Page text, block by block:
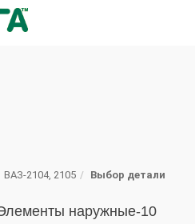
ВАЗ-2104, 2105 Выбор детали
наружные-10